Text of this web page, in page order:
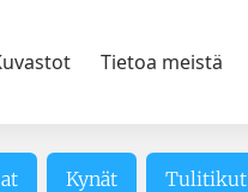
Tietoa meistä
Kynät Tulitikut